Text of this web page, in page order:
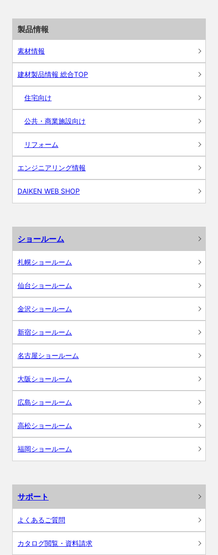
製品情報
素材情報
建材製品情報 総合TOP
住宅向け
公共・商業施設向け
リフォーム
エンジニアリング情報
DAIKEN WEB SHOP
ショールーム
札幌ショールーム
仙台ショールーム
金沢ショールーム
新宿ショールーム
名古屋ショールーム
大阪ショールーム
広島ショールーム
高松ショールーム
福岡ショールーム
サポート
よくあるご質問
カタログ閲覧・資料請求